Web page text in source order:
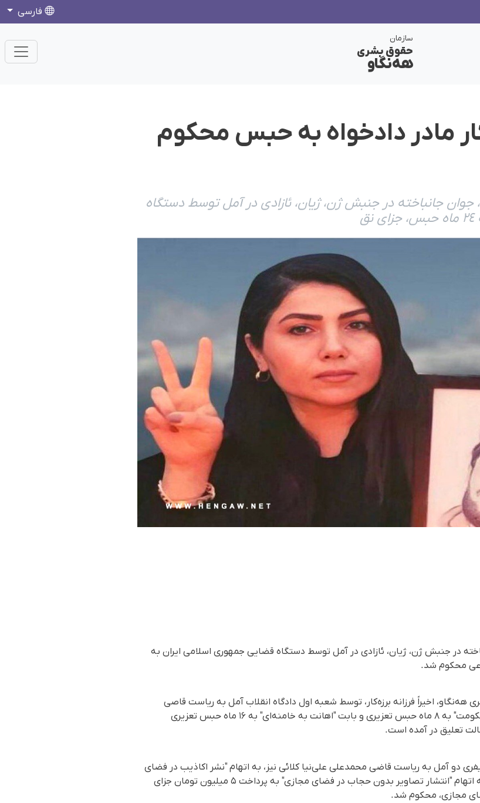
فارسی
سازمان
حقوق بشری
هەنگاو
مادر دادخواه به حبس محکوم
جوان جانباخته در جنبش ژن، ژیان، ئازادی در آمل توسط دستگاه
در جنبش ژن، ژیان، ئازادی در آمل توسط دستگاه قضایی جمهوری اسلامی ایران به
اخیراً فرزانه برزه‌کار، توسط شعبه اول دادگاه انقلاب آمل به ریاست قاصی
ایمان حسنزاده وکیل به "اتهام تبلیغ علیه حکومت" به ۸ ماه حبس تعزیری و بابت "اهانت به خامنه‌ای" به ۱۶ ماه حبس تعزیری
تعلیق در آمده است.
توسط شعبه ۱۰۶ دادگاه کیفری دو آمل به ریاست قاضی محمدعلی علی‌نیا کلائی نیز، به اتهام "نشر اکاذیب در فضای
مجازی" به ١۵ میلیون تومان جزای نقدی و به اتهام "انتشار تصاویر بدون حجاب در فضای مجازی" به پرداخت ۵ میلیون تومان جزای
مجازی، محکوم شد.